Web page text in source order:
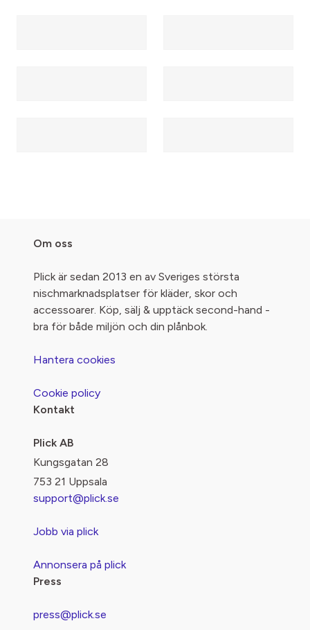
Om oss
Plick är sedan 2013 en av Sveriges största
nischmarknadsplatser för kläder, skor och
accessoarer. Köp, sälj & upptäck second-hand -
bra för både miljön och din plånbok.
Hantera cookies
Cookie policy
Kontakt
Plick AB
Kungsgatan 28
753 21 Uppsala
support@plick.se
Jobb via plick
Annonsera på plick
Press
press@plick.se